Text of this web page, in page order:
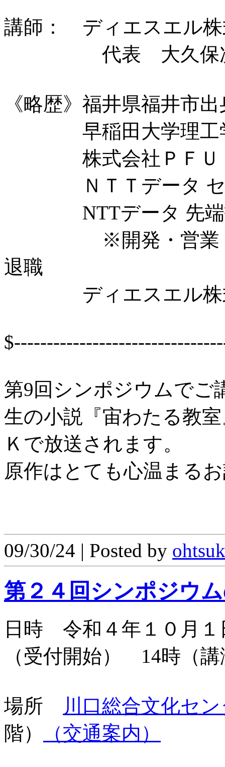
講師： ディエスエル株
代表 大久保
《略歴》福井県福井市出
早稲田大学理工学
株式会社ＰＦＵ
ＮＴＴデータ セキ
NTTデータ 先端
※開発・営業・営
退職
ディエスエル株式
第9回シンポジウムでご
生の小説『宙わたる教
Ｋで放送されます。
原作はとても心温まる
09/30/24 | Posted by
第２４回シンポジウ
日時 令和４年１０月
（受付開始） 14時（講
場所
川口総合文化セ
階）
（交通案内）